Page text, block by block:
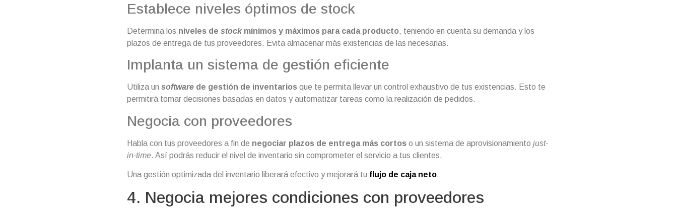
Establece niveles óptimos de stock
Determina los niveles de stock mínimos y máximos para cada producto, teniendo en cuenta su demanda y los
plazos de entrega de tus proveedores. Evita almacenar más existencias de las necesarias.
Implanta un sistema de gestión eficiente
Utiliza un software de gestión de inventarios que te permita llevar un control exhaustivo de tus existencias. Esto te
permitirá tomar decisiones basadas en datos y automatizar tareas como la realización de pedidos.
Negocia con proveedores
Habla con tus proveedores a fin de negociar plazos de entrega más cortos o un sistema de aprovisionamiento just-
in-time. Así podrás reducir el nivel de inventario sin comprometer el servicio a tus clientes.
Una gestión optimizada del inventario liberará efectivo y mejorará tu flujo de caja neto.
4. Negocia mejores condiciones con proveedores